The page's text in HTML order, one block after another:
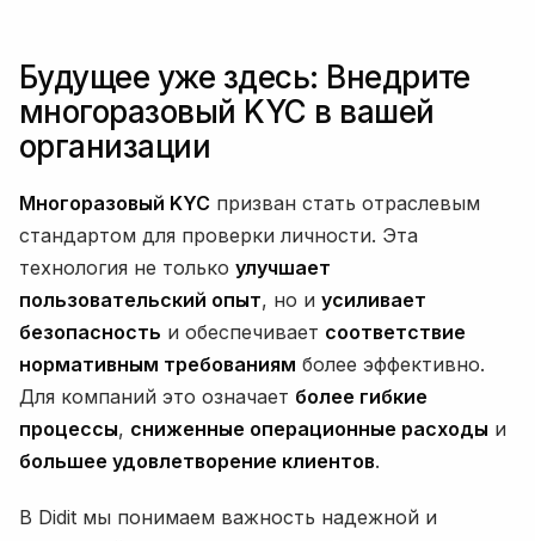
Будущее уже здесь: Внедрите
многоразовый KYC в вашей
организации
Многоразовый KYC призван стать отраслевым
стандартом для проверки личности. Эта
технология не только улучшает
пользовательский опыт, но и усиливает
безопасность и обеспечивает соответствие
нормативным требованиям более эффективно.
Для компаний это означает более гибкие
процессы, сниженные операционные расходы и
большее удовлетворение клиентов.
В Didit мы понимаем важность надежной и